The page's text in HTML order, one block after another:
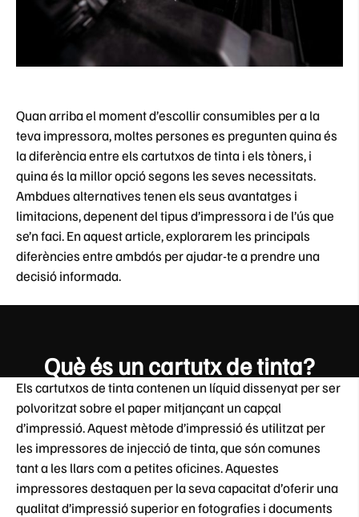
Quan arriba el moment d’escollir consumibles per a la
teva impressora, moltes persones es pregunten quina és
la diferència entre els cartutxos de tinta i els tòners, i
quina és la millor opció segons les seves necessitats.
Ambdues alternatives tenen els seus avantatges i
limitacions, depenent del tipus d’impressora i de l’ús que
se’n faci. En aquest article, explorarem les principals
diferències entre ambdós per ajudar-te a prendre una
decisió informada.
Què és un cartutx de tinta?
Els cartutxos de tinta contenen un líquid dissenyat per ser
polvoritzat sobre el paper mitjançant un capçal
d’impressió. Aquest mètode d’impressió és utilitzat per
les impressores de injecció de tinta, que són comunes
tant a les llars com a petites oficines. Aquestes
impressores destaquen per la seva capacitat d’oferir una
qualitat d’impressió superior en fotografies i documents